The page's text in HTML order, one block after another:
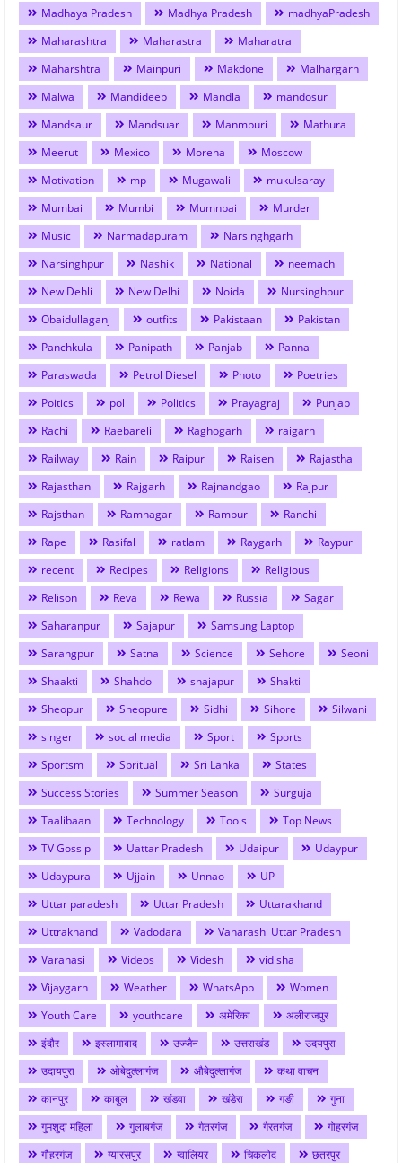
Madhaya Pradesh
Madhya Pradesh
madhyaPradesh
Maharashtra
Maharastra
Maharatra
Maharshtra
Mainpuri Makdone
Malhargarh
Malwa
Mandideep Mandla
mandosur
Mandsaur
Mandsuar Manmpuri
Mathura
Meerut
Mexico Morena
Moscow
Motivation
mp Mugawali
mukulsaray
Mumbai
Mumbi Mumnbai
Murder
Music
Narmadapuram
Narsinghgarh
Narsinghpur
Nashik National
neemach
New Dehli
New Delhi Noida
Nursinghpur
Obaidullaganj
outfits Pakistaan
Pakistan
Panchkula
Panipath Panjab
Panna
Paraswada
Petrol Diesel Photo
Poetries
Poitics
pol Politics Prayagraj
Punjab
Rachi
Raebareli Raghogarh
raigarh
Railway
Rain Raipur Raisen
Rajastha
Rajasthan
Rajgarh Rajnandgao
Rajpur
Rajsthan
Ramnagar Rampur
Ranchi
Rape
Rasifal ratlam Raygarh
Raypur
recent
Recipes Religions
Religious
Relison
Reva Rewa Russia
Sagar
Saharanpur
Sajapur
Samsung Laptop
Sarangpur
Satna Science Sehore
Seoni
Shaakti
Shahdol shajapur
Shakti
Sheopur
Sheopure Sidhi Sihore
Silwani
singer
social media Sport
Sports
Sportsm
Spritual Sri Lanka
States
Success Stories
Summer Season
Surguja
Taalibaan
Technology Tools
Top News
TV Gossip
Uattar Pradesh Udaipur
Udaypur
Udaypura
Ujjain Unnao
UP
Uttar paradesh
Uttar Pradesh
Uttarakhand
Uttrakhand
Vadodara
Vanarashi Uttar Pradesh
Varanasi
Videos Videsh
vidisha
Vijaygarh
Weather WhatsApp
Women
Youth Care
youthcare अमेरिका
अलीराजपुर
इंदौर
इस्लामाबाद उज्जैन उत्तराखंड
उदयपुरा
उदायपुरा
ओबेदुल्लागंज औबेदुल्लागंज
कथा वाचन
कानपुर
काबुल खंडवा खंडेरा गङी
गुना
गुमशुदा महिला
गुलाबगंज गैतरगंज गैरतगंज
गोहरगंज
गौहरगंज
ग्यारसपुर ग्वालियर चिकलोद
छतरपुर